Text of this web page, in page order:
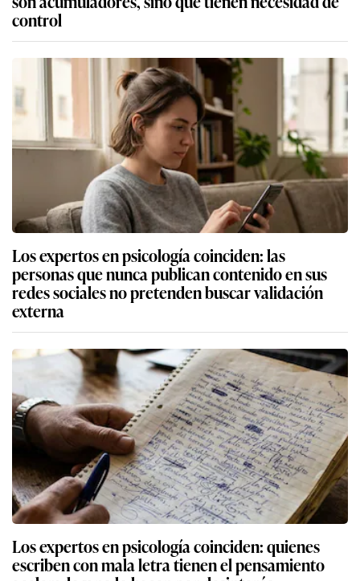
control
Los expertos en psicología coinciden: las
personas que nunca publican contenido en sus
redes sociales no pretenden buscar validación
externa
Los expertos en psicología coinciden: quienes
escriben con mala letra tienen el pensamiento